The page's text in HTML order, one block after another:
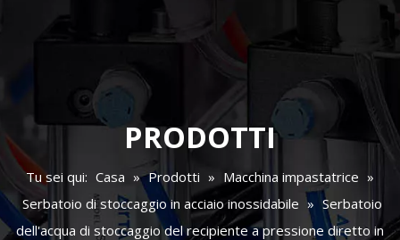
Português
日本語
PRODOTTI
Tu sei qui: Casa » Prodotti » Macchina impastatrice »
Serbatoio di stoccaggio in acciaio inossidabile » Serbatoio
dell'acqua di stoccaggio del recipiente a pressione diretto in